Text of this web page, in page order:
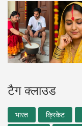
टैग क्लाउड
भारत क्रिकेट